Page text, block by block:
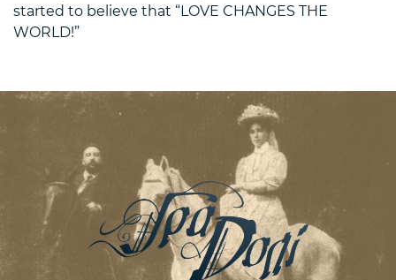
started to believe that “LOVE CHANGES THE
WORLD!”